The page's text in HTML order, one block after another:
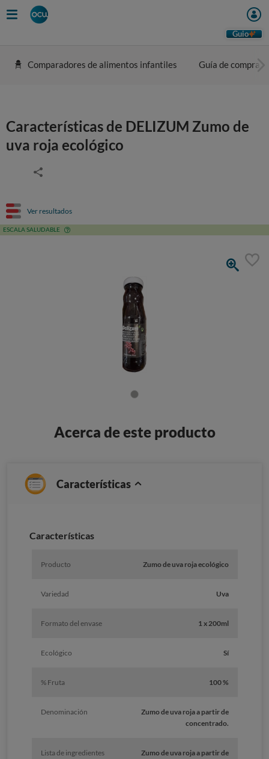
Guio
Comparadores de alimentos infantiles Guía de compra
Características de DELIZUM Zumo de
uva roja ecológico
Ver resultados
ESCALA SALUDABLE
Acerca de este producto
Características
Características
Producto Zumo de uva roja ecológico
Variedad Uva
Formato del envase 1 x 200ml
Ecológico Sí
% Fruta 100 %
Denominación
Zumo de uva roja a partir de
concentrado.
Lista de ingredientes
Zumo de uva roja a partir de